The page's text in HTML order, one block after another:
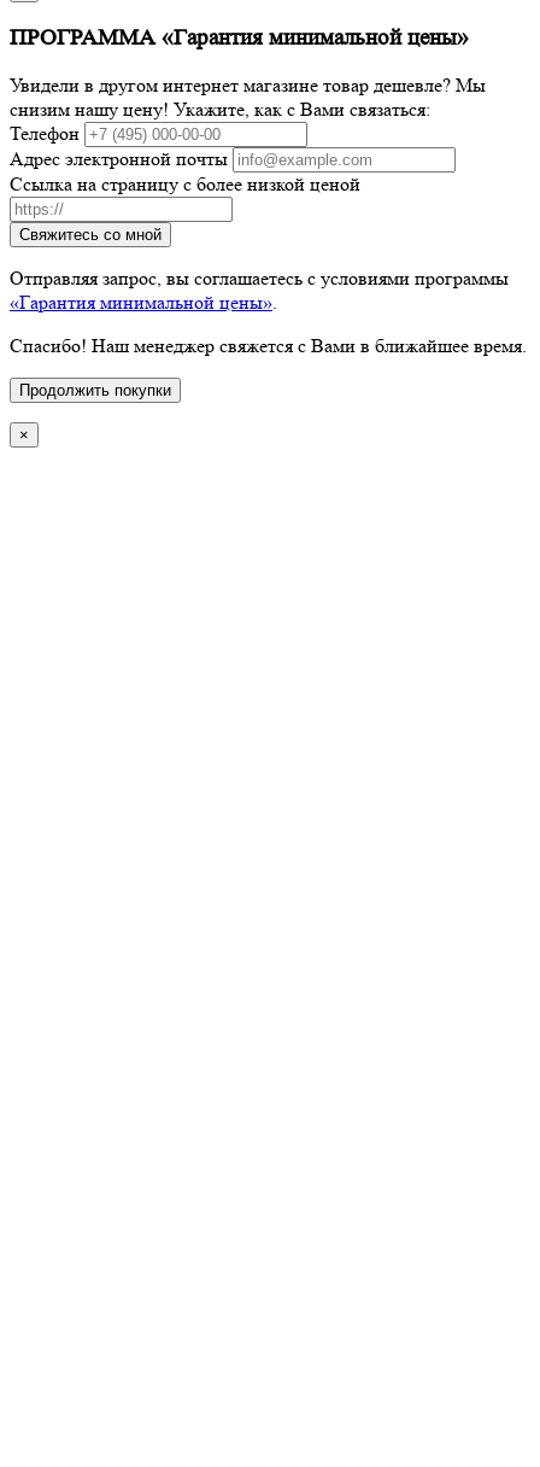
ПРОГРАММА «Гарантия минимальной цены»
Увидели в другом интернет магазине товар дешевле? Мы
снизим нашу цену! Укажите, как с Вами связаться:
Телефон
Адрес электронной почты
Ссылка на страницу с более низкой ценой
Свяжитесь со мной
Отправляя запрос, вы соглашаетесь с условиями программы
«Гарантия минимальной цены».
Спасибо! Наш менеджер свяжется с Вами в ближайшее время.
Продолжить покупки
×